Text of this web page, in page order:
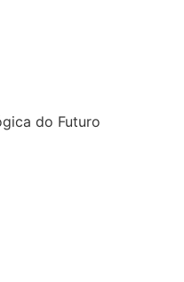
do Futuro